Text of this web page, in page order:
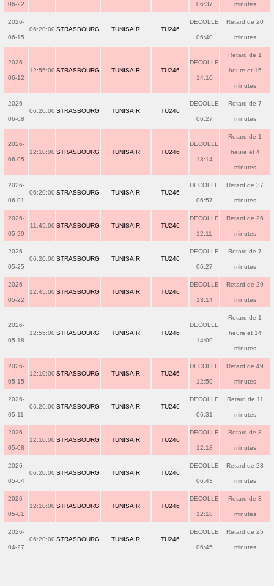
06-22 06:37 minutes
2026-
06-15
06:20:00 STRASBOURG TUNISAIR TU246
DECOLLE
06:40
Retard de 20
minutes
2026-
06-12
12:55:00 STRASBOURG TUNISAIR TU246
DECOLLE
14:10
Retard de 1
heure et 15
minutes
2026-
06-08
06:20:00 STRASBOURG TUNISAIR TU246
DECOLLE
06:27
Retard de 7
minutes
2026-
06-05
12:10:00 STRASBOURG TUNISAIR TU246
DECOLLE
13:14
Retard de 1
heure et 4
minutes
2026-
06-01
06:20:00 STRASBOURG TUNISAIR TU246
DECOLLE
06:57
Retard de 37
minutes
2026-
05-29
11:45:00 STRASBOURG TUNISAIR TU246
DECOLLE
12:11
Retard de 26
minutes
2026-
05-25
06:20:00 STRASBOURG TUNISAIR TU246
DECOLLE
06:27
Retard de 7
minutes
2026-
05-22
12:45:00 STRASBOURG TUNISAIR TU246
DECOLLE
13:14
Retard de 29
minutes
2026-
05-18
12:55:00 STRASBOURG TUNISAIR TU246
DECOLLE
14:09
Retard de 1
heure et 14
minutes
2026-
05-15
12:10:00 STRASBOURG TUNISAIR TU246
DECOLLE
12:59
Retard de 49
minutes
2026-
05-11
06:20:00 STRASBOURG TUNISAIR TU246
DECOLLE
06:31
Retard de 11
minutes
2026-
05-08
12:10:00 STRASBOURG TUNISAIR TU246
DECOLLE
12:18
Retard de 8
minutes
2026-
05-04
06:20:00 STRASBOURG TUNISAIR TU246
DECOLLE
06:43
Retard de 23
minutes
2026-
05-01
12:10:00 STRASBOURG TUNISAIR TU246
DECOLLE
12:18
Retard de 8
minutes
2026-
04-27
06:20:00 STRASBOURG TUNISAIR TU246
DECOLLE
06:45
Retard de 25
minutes